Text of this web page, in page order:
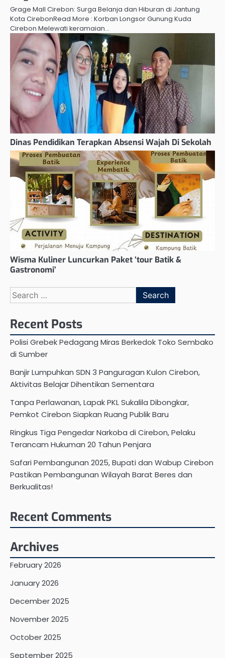
Grage Mall Cirebon: Surga Belanja dan Hiburan di Jantung
Kota CirebonRead More : Korban Longsor Gunung Kuda
Cirebon Melewati keramaian…
Dinas Pendidikan Terapkan Absensi Wajah Di Sekolah
Wisma Kuliner Luncurkan Paket ‘tour Batik &
Gastronomi’
Search
for:
Recent Posts
Polisi Grebek Pedagang Miras Berkedok Toko Sembako
di Sumber
Banjir Lumpuhkan SDN 3 Panguragan Kulon Cirebon,
Aktivitas Belajar Dihentikan Sementara
Tanpa Perlawanan, Lapak PKL Sukalila Dibongkar,
Pemkot Cirebon Siapkan Ruang Publik Baru
Ringkus Tiga Pengedar Narkoba di Cirebon, Pelaku
Terancam Hukuman 20 Tahun Penjara
Safari Pembangunan 2025, Bupati dan Wabup Cirebon
Pastikan Pembangunan Wilayah Barat Beres dan
Berkualitas!
Recent Comments
Archives
February 2026
January 2026
December 2025
November 2025
October 2025
September 2025